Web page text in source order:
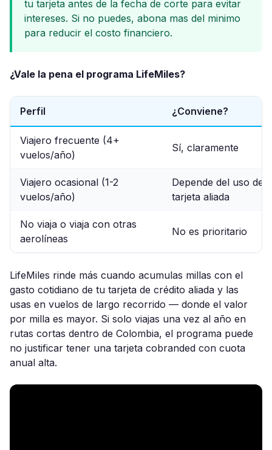
tu tarjeta antes de la fecha de corte para evitar
intereses. Si no puedes, abona mas del minimo
para reducir el costo financiero.
¿Vale la pena el programa LifeMiles?
Perfil ¿Conviene?
Viajero frecuente (4+
vuelos/año)
Sí, claramente
Viajero ocasional (1-2
vuelos/año)
Depende del uso de
tarjeta aliada
No viaja o viaja con otras
aerolíneas
No es prioritario
LifeMiles rinde más cuando acumulas millas con el
gasto cotidiano de tu tarjeta de crédito aliada y las
usas en vuelos de largo recorrido — donde el valor
por milla es mayor. Si solo viajas una vez al año en
rutas cortas dentro de Colombia, el programa puede
no justificar tener una tarjeta cobranded con cuota
anual alta.